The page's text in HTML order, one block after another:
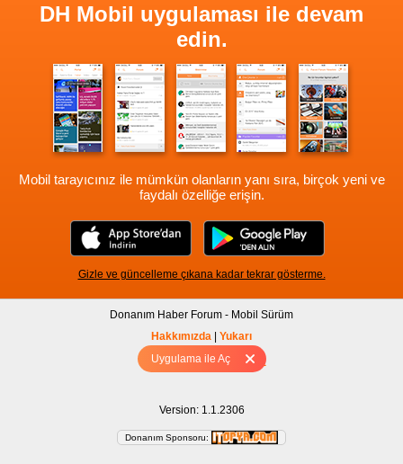
Uygulama ile Aç
DH Mobil uygulaması ile devam
edin.
Mobil tarayıcınız ile mümkün olanların yanı sıra, birçok yeni ve
faydalı özelliğe erişin.
Gizle ve güncelleme çıkana kadar tekrar gösterme.
Donanım Haber Forum - Mobil Sürüm
Hakkımızda | Yukarı
Tam sürüm için Tıklayınız
Version: 1.1.2306
Donanım Sponsoru: